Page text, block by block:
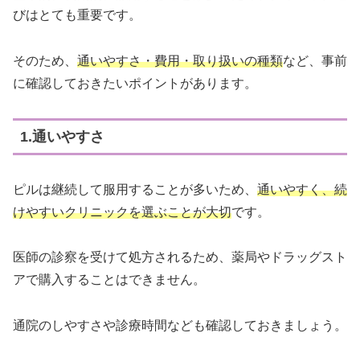
びはとても重要です。
そのため、 通いやすさ・費用・取り扱いの種類など、事前
に確認しておきたいポイントがあります。
1.通いやすさ
ピルは継続して服用することが多いため、 通いやすく、続
けやすいクリニックを選ぶことが大切です。
医師の診察を受けて処方されるため、薬局やドラッグスト
アで購入することはできません。
通院のしやすさや診療時間なども確認しておきましょう。